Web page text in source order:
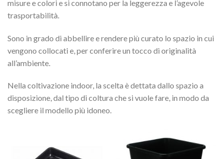
misure e colori e si connotano per la leggerezza e l’agevole
trasportabilità.
Sono in grado di abbellire e rendere più curato lo spazio in cui
vengono collocati e, per conferire un tocco di originalità
all’ambiente.
Nella coltivazione indoor, la scelta è dettata dallo spazio a
disposizione, dal tipo di coltura che si vuole fare, in modo da
scegliere il modello più idoneo.